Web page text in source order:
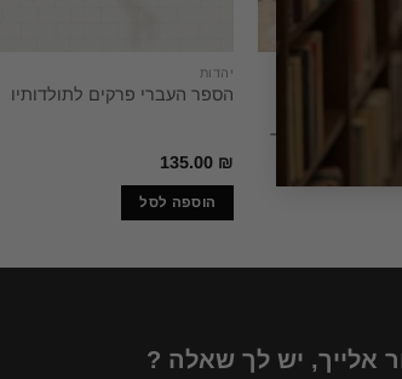
– שויון
על רקע מושגי
/ משה ויינפלד
יהדות
הספר העברי פרקים לתולדותיו
135.00 ₪
הוספה לסל
אלייך, יש לך שאלה ?